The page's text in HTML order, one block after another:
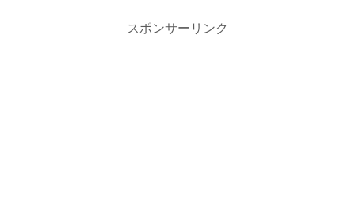
スポンサーリンク